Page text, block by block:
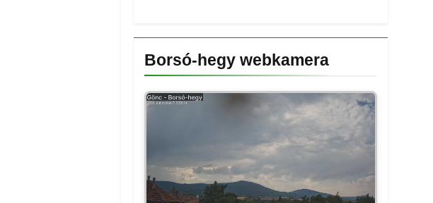
Borsó-hegy webkamera